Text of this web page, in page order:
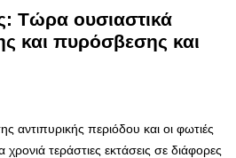
Τώρα ουσιαστικά
και πυρόσβεσης και
αντιπυρικής περιόδου και οι φωτιές
χρονιά τεράστιες εκτάσεις σε διάφορες